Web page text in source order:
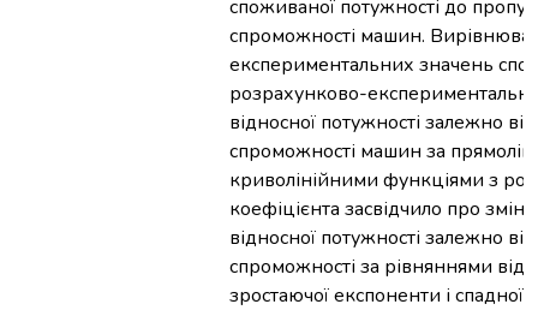
споживаної потужності до
спроможності машин.
експериментальних значень
розрахунково-
відносної потужності залежно
спроможності машин за
криволінійними функціями з
коефіцієнта засвідчило про
відносної потужності залежно
спроможності за рівняннями
зростаючої експоненти і спадної